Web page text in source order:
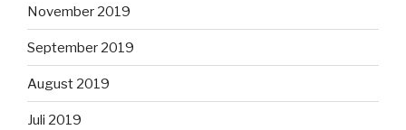
November 2019
September 2019
August 2019
Juli 2019